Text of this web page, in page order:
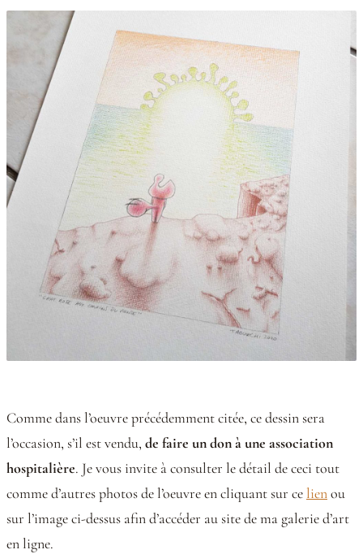
Comme dans l’oeuvre précédemment citée, ce dessin sera
l’occasion, s’il est vendu, de faire un don à une association
hospitalière. Je vous invite à consulter le détail de ceci tout
comme d’autres photos de l’oeuvre en cliquant sur ce lienou
sur l’image ci-dessus afin d’accéder au site de ma galerie d’art
en ligne.